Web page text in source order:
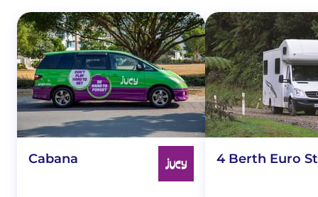
Cabana 4 Berth Euro